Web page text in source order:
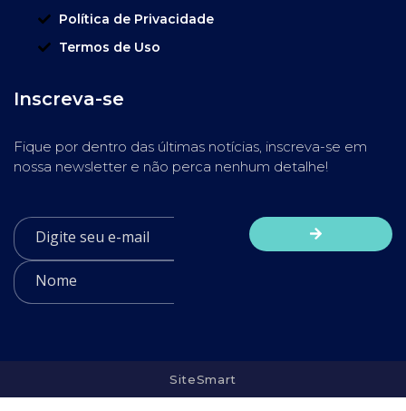
Política de Privacidade
Termos de Uso
Inscreva-se
Fique por dentro das últimas notícias, inscreva-se em
nossa newsletter e não perca nenhum detalhe!
SiteSmart